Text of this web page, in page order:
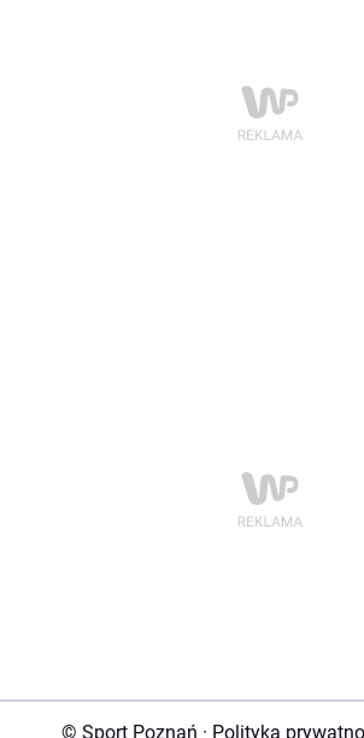
© Sport Poznań · Polityka